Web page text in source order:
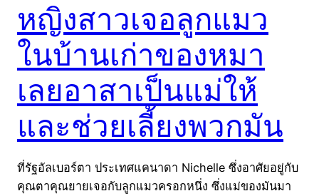
หญิงสาวเจอลูกแมว
ในบ้านเก่าของหมา
เลยอาสาเป็นแม่ให้
และช่วยเลี้ยงพวกมัน
ที่รัฐอัลเบอร์ตา ประเทศแคนาดา Nichelle ซึ่งอาศัยอยู่กับ
คุณตาคุณยายเจอกับลูกแมวครอกหนึ่ง ซึ่งแม่ของมันมา